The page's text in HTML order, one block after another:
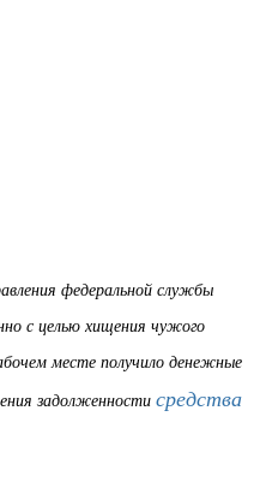
федеральной службы
с целью хищения чужого
месте получило денежные
задолженности средства